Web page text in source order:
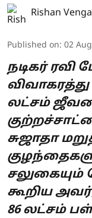
Rishan
Published on: 02
நடிகர் ரவி
லட்சம்
சுஜாதா
கூறிய
86 லட்சம்